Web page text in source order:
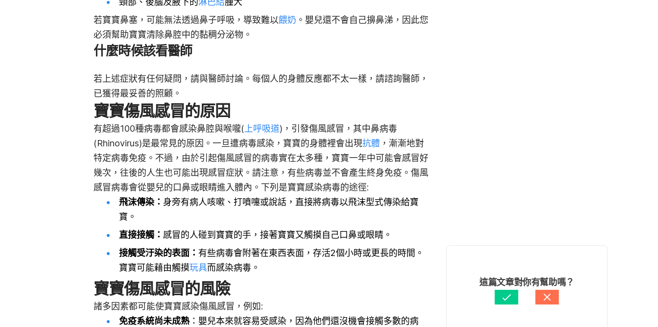
若寶寶鼻塞，可能無法透過鼻子呼吸，導致難以餵奶 。嬰兒還不會自己擤鼻涕，因此您
必須幫助寶寶清除鼻腔中的黏稠分泌物。
什麼時候該看醫師
若上述症狀有任何疑問，請與醫師討論。每個人的身體反應都不太一樣，請諮詢醫師，
已獲得最妥善的照顧。
寶寶傷風感冒的原因
有超過100種病毒都會感染鼻腔與喉嚨( 上呼吸道)，引發傷風感冒，其中鼻病毒
(Rhinovirus)是最常見的原因。一旦遭病毒感染，寶寶的身體裡會出現抗體 ，漸漸地對
特定病毒免疫。不過，由於引起傷風感冒的病毒實在太多種，寶寶一年中可能會感冒好
幾次，往後的人生也可能出現感冒症狀。請注意，有些病毒並不會產生終身免疫。傷風
感冒病毒會從嬰兒的口鼻或眼睛進入體內。下列是寶寶感染病毒的途徑:
飛沫傳染： 身旁有病人咳嗽、打噴嚏或說話，直接將病毒以飛沫型式傳染給寶
寶。
直接接觸： 感冒的人碰到寶寶的手，接著寶寶又觸摸自己口鼻或眼睛。
接觸受汙染的表面： 有些病毒會附著在東西表面，存活2個小時或更長的時間。
寶寶可能藉由觸摸玩具而感染病毒。
寶寶傷風感冒的風險
諸多因素都可能使寶寶感染傷風感冒，例如:
免疫系統尚未成熟：嬰兒本來就容易受感染，因為他們還沒機會接觸多數的病
這篇文章對你有幫助嗎？